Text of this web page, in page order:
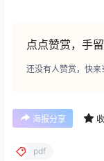
点点赞赏，手
还没有人赞赏，快来
海报分享
pdf